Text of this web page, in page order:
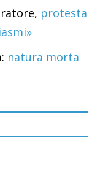
protesta
natura morta